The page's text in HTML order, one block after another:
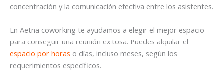
concentración y la comunicación efectiva entre los asistentes.
En Aetna coworking te ayudamos a elegir el mejor espacio
para conseguir una reunión exitosa. Puedes alquilar el
espacio por horas o días, incluso meses, según los
requerimientos específicos.